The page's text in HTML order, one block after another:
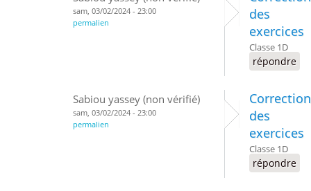
sam, 03/02/2024 - 23:00
permalien
des
exercices
Classe 1D
répondre
Sabiou yassey (non vérifié)
sam, 03/02/2024 - 23:00
permalien
Correction
des
exercices
Classe 1D
répondre